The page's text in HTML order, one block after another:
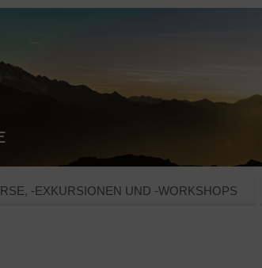
-EXKURSIONEN UND -WORKSHOPS